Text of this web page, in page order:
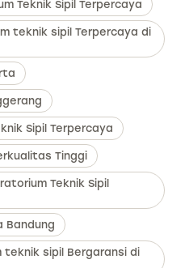
Teknik Sipil Terpercaya
teknik sipil Terpercaya di
Sipil Terpercaya
Tinggi
Teknik Sipil
Bandung
sipil Bergaransi di